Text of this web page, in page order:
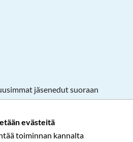
evästeitä
toiminnan kannalta
jäsenedut suoraan